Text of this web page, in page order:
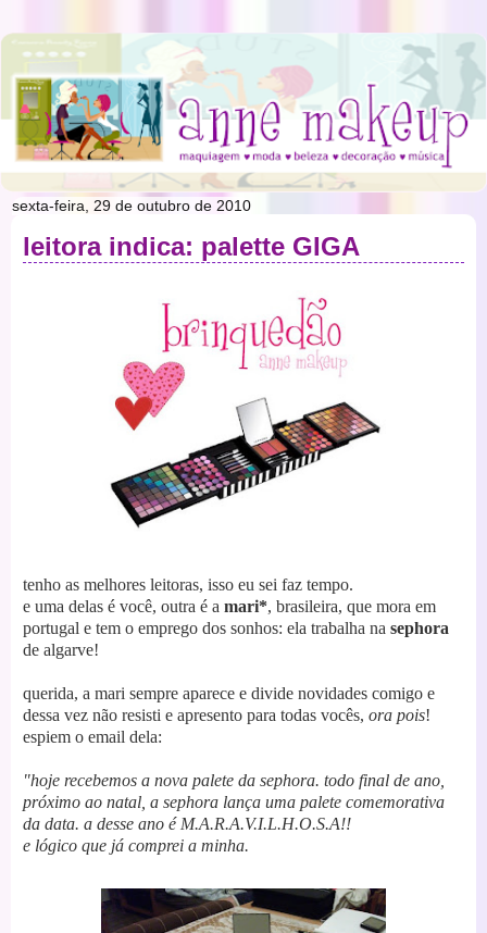
sexta-feira, 29 de outubro de 2010
leitora indica: palette GIGA
tenho as melhores leitoras, isso eu sei faz tempo.
e uma delas é você, outra é a mari*, brasileira, que mora em
portugal e tem o emprego dos sonhos: ela trabalha na sephora
de algarve!
querida, a mari sempre aparece e divide novidades comigo e
dessa vez não resisti e apresento para todas vocês, ora pois!
espiem o email dela:
"hoje recebemos a nova palete da sephora. todo final de ano,
próximo ao natal, a sephora lança uma palete comemorativa
da data. a desse ano é M.A.R.A.V.I.L.H.O.S.A!!
e lógico que já comprei a minha.